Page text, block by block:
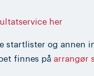
her
startlister og annen
finnes på arrangør